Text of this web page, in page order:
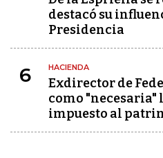
destacó su
Presidencia
6 HACIENDA
Exdirector de
como
impuesto al